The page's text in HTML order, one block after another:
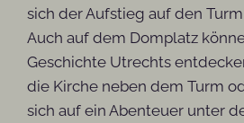
sich der Aufstieg auf den
Auch auf dem Domplatz
Geschichte Utrechts
die Kirche neben dem Turm
sich auf ein Abenteuer unter